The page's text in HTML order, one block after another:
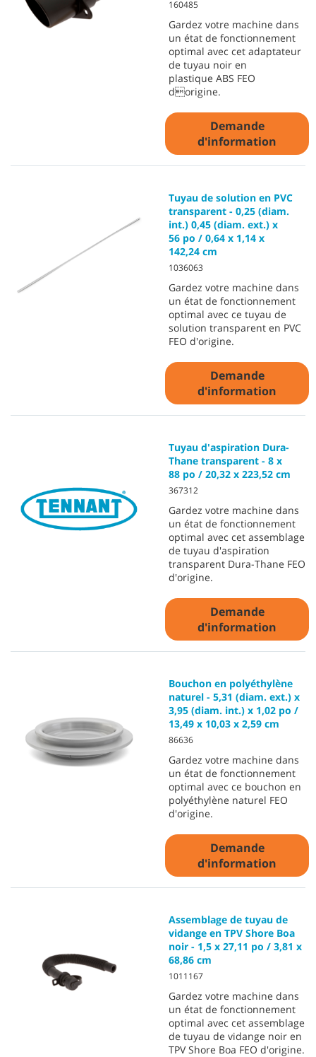
160485
Gardez votre machine dans
un état de fonctionnement
optimal avec cet adaptateur
de tuyau noir en
plastique ABS FEO
dorigine.
Demande
d'information
Tuyau de solution en PVC
transparent - 0,25 (diam.
int.) 0,45 (diam. ext.) x
56 po / 0,64 x 1,14 x
142,24 cm
1036063
Gardez votre machine dans
un état de fonctionnement
optimal avec ce tuyau de
solution transparent en PVC
FEO d'origine.
Demande
d'information
Tuyau d'aspiration Dura-
Thane transparent - 8 x
88 po / 20,32 x 223,52 cm
367312
Gardez votre machine dans
un état de fonctionnement
optimal avec cet assemblage
de tuyau d'aspiration
transparent Dura-Thane FEO
d'origine.
Demande
d'information
Bouchon en polyéthylène
naturel - 5,31 (diam. ext.) x
3,95 (diam. int.) x 1,02 po /
13,49 x 10,03 x 2,59 cm
86636
Gardez votre machine dans
un état de fonctionnement
optimal avec ce bouchon en
polyéthylène naturel FEO
d'origine.
Demande
d'information
Assemblage de tuyau de
vidange en TPV Shore Boa
noir - 1,5 x 27,11 po / 3,81 x
68,86 cm
1011167
Gardez votre machine dans
un état de fonctionnement
optimal avec cet assemblage
de tuyau de vidange noir en
TPV Shore Boa FEO d'origine.